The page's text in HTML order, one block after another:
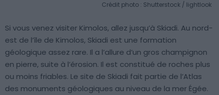
Crédit photo : Shutterstock / lightlook
Si vous venez visiter Kimolos, allez jusqu’à Skiadi. Au nord-
est de l’île de Kimolos, Skiadi est une formation
géologique assez rare. Il a l’allure d’un gros champignon
en pierre, suite à l’érosion. Il est constitué de roches plus
ou moins friables. Le site de Skiadi fait partie de l’Atlas
des monuments géologiques au niveau de la mer Égée.